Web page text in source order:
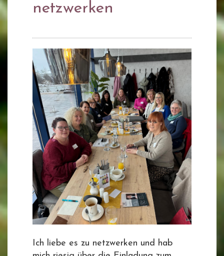
netzwerken
Ich liebe es zu netzwerken und hab